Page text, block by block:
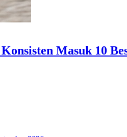
Masuk 10